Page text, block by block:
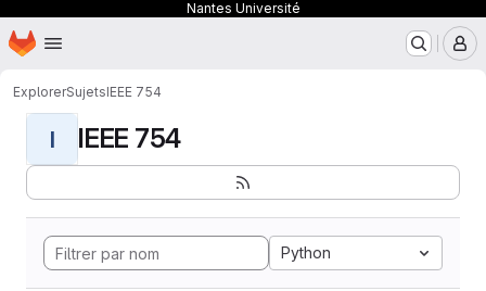
Nantes Université
Passer au contenu principal
Page d'accueil
ExplorerSujetsIEEE 754
I IEEE 754
Python